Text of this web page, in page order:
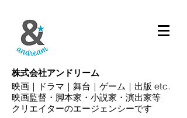
株式会社アンドリーム
映画｜ドラマ｜舞台｜ゲーム｜出版 etc..
映画監督・脚本家・小説家・演出家等
クリエイターのエージェンシーです